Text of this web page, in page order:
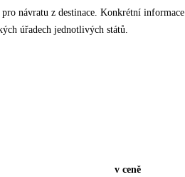
návratu z destinace. Konkrétní informace
úřadech jednotlivých států.
v ceně